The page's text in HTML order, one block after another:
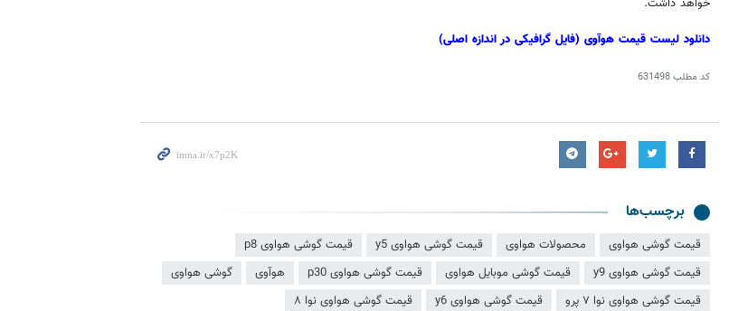
دانلود لیست قیمت هوآوی (فایل گرافیکی در اندازه اصلی)
کد مطلب631498
برچسب‌ها
قیمت گوشی هواوی محصولات هواوی قیمت گوشی هواوی y5
قیمت گوشی هواوی p8
قیمت گوشی هواوی y9
قیمت گوشی موبایل هواوی قیمت گوشی هواوی p30 هوآوی
گوشی هواوی
قیمت گوشی هواوی نوا ۷ پرو
قیمت گوشی هواوی y6
قیمت گوشی هواوی نوا ۸